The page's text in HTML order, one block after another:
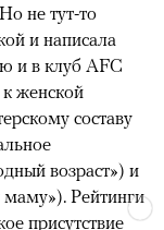
не тут-то
и написала
и в клуб AFC
к женской
составу
возраст») и
Рейтинги
присутствие